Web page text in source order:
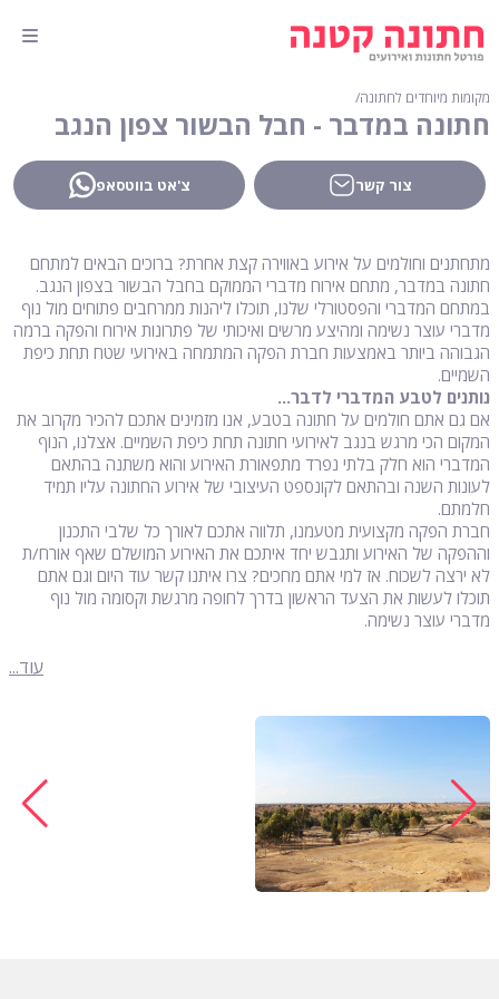
מקומות מיוחדים לחתונה∕
חתונה במדבר - חבל הבשור צפון הנגב
צור קשר צ'אט בווטסאפ
מתחתנים וחולמים על אירוע באווירה קצת אחרת? ברוכים הבאים למתחם
חתונה במדבר, מתחם אירוח מדברי הממוקם בחבל הבשור בצפון הנגב.
במתחם המדברי והפסטורלי שלנו, תוכלו ליהנות ממרחבים פתוחים מול נוף
מדברי עוצר נשימה ומהיצע מרשים ואיכותי של פתרונות אירוח והפקה ברמה
הגבוהה ביותר באמצעות חברת הפקה המתמחה באירועי שטח תחת כיפת
השמיים.
נותנים לטבע המדברי לדבר...
אם גם אתם חולמים על חתונה בטבע, אנו מזמינים אתכם להכיר מקרוב את
המקום הכי מרגש בנגב לאירועי חתונה תחת כיפת השמיים. אצלנו, הנוף
המדברי הוא חלק בלתי נפרד מתפאורת האירוע והוא משתנה בהתאם
לעונות השנה ובהתאם לקונספט העיצובי של אירוע החתונה עליו תמיד
חלמתם.
חברת הפקה מקצועית מטעמנו, תלווה אתכם לאורך כל שלבי התכנון
וההפקה של האירוע ותגבש יחד איתכם את האירוע המושלם שאף אורח/ת
לא ירצה לשכוח. אז למי אתם מחכים? צרו איתנו קשר עוד היום וגם אתם
תוכלו לעשות את הצעד הראשון בדרך לחופה מרגשת וקסומה מול נוף
מדברי עוצר נשימה.
עוד...